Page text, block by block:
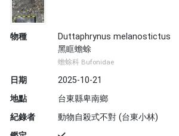
物種
Duttaphrynus melanostictus
黑眶蟾蜍
蟾蜍科 Bufonidae
日期
2025-10-21
地點
台東縣卑南鄉
紀錄者
動物自殺式不對 (台東小林)